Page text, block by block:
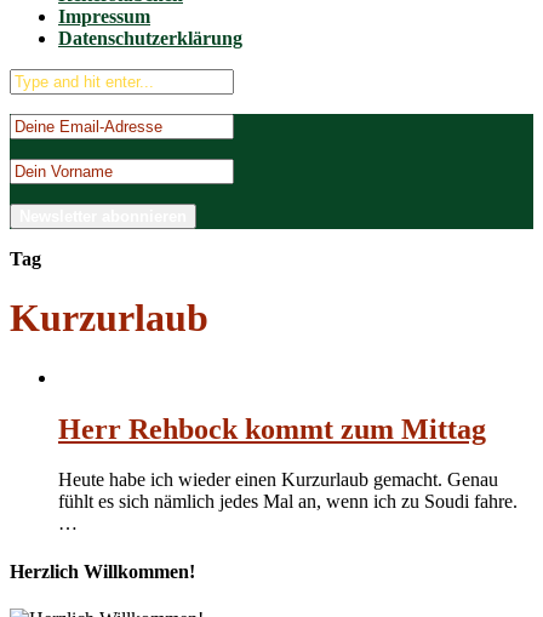
Impressum
Datenschutzerklärung
Tag
Kurzurlaub
Herr Rehbock kommt zum Mittag
Heute habe ich wieder einen Kurzurlaub gemacht. Genau
fühlt es sich nämlich jedes Mal an, wenn ich zu Soudi fahre.
…
Herzlich Willkommen!